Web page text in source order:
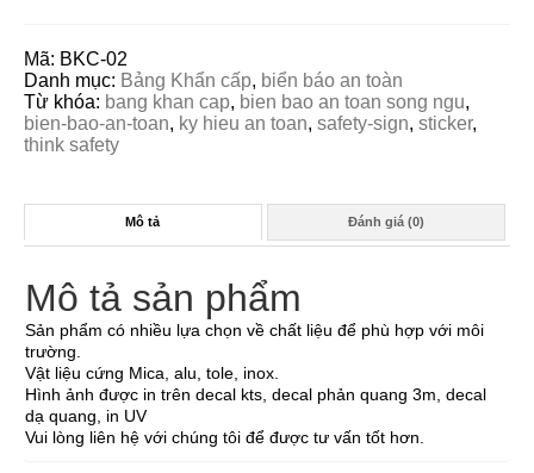
Mã: BKC-02
Danh mục: Bảng Khẩn cấp, biển báo an toàn
Từ khóa: bang khan cap, bien bao an toan song ngu,
bien-bao-an-toan, ky hieu an toan, safety-sign, sticker,
think safety
Mô tả Đánh giá (0)
Mô tả sản phẩm
Sản phẩm có nhiều lựa chọn về chất liệu để phù hợp với môi
trường.
Vật liệu cứng Mica, alu, tole, inox.
Hình ảnh được in trên decal kts, decal phản quang 3m, decal
dạ quang, in UV
Vui lòng liên hệ với chúng tôi để được tư vấn tốt hơn.